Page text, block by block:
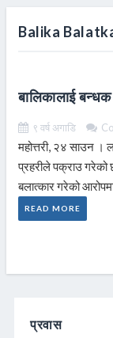
Balika
बालिकालाई बन्धक
९ वर्ष अगाडि
महोत्तरी, २४ साउन ।
प्रहरीले पक्राउ गरेको
बलात्कार गरेको
READ MORE
प्रवास